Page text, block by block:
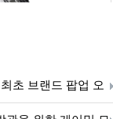
초 브랜드 팝업 오